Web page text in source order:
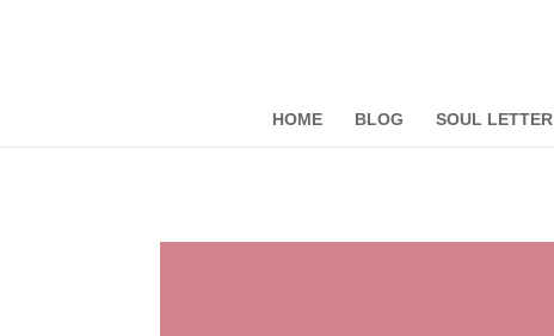
HOME BLOG SOUL LETTER